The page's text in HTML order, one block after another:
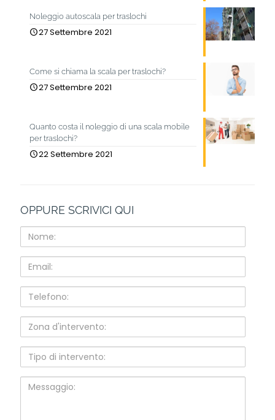
Noleggio autoscala per traslochi
27 Settembre 2021
Come si chiama la scala per traslochi?
27 Settembre 2021
Quanto costa il noleggio di una scala mobile
per traslochi?
22 Settembre 2021
OPPURE SCRIVICI QUI
Nome:
Email:
Telefono:
Zona
d'intervento:
Tipo
intervento:
Messaggio: